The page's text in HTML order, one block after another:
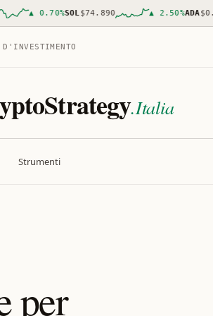
▲ 0.70%SOL$74.890 ▲ 2.50%ADA
.Italia
Strumenti
per